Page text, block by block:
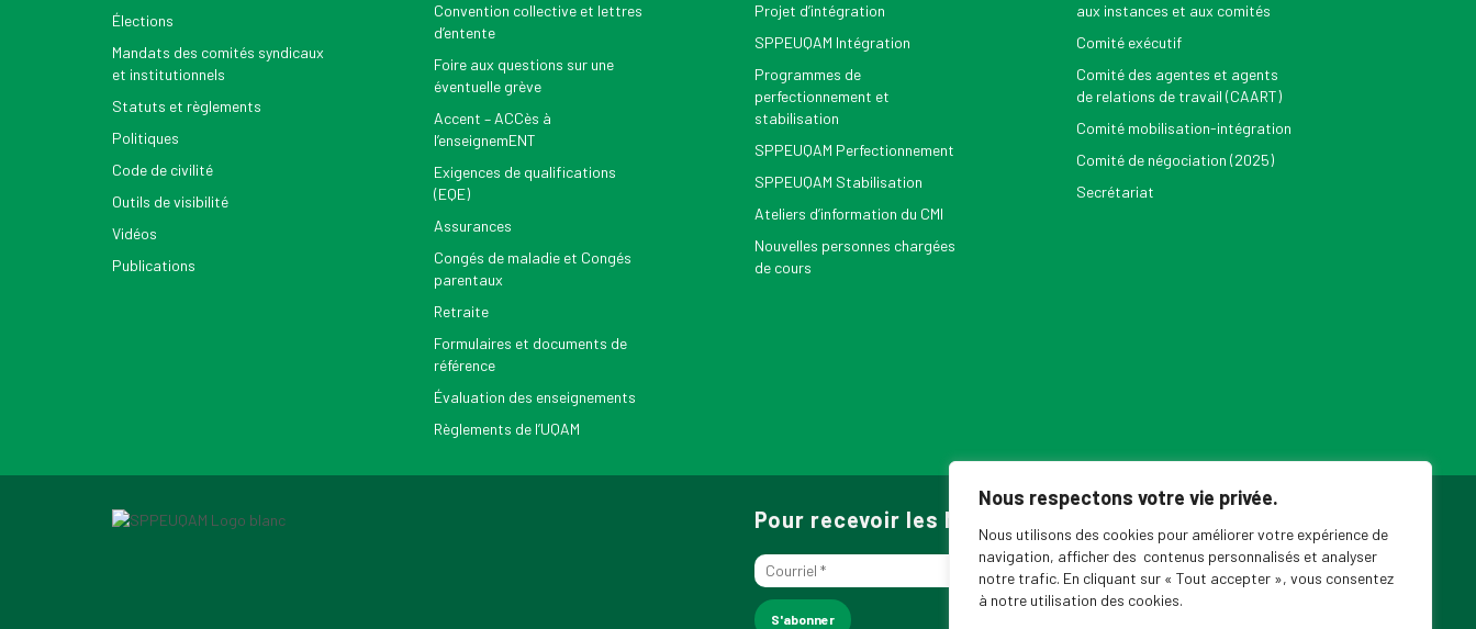
Nous respectons votre vie privée.
Nous utilisons des cookies pour améliorer votre expérience de
navigation, afficher des contenus personnalisés et analyser
notre trafic. En cliquant sur « Tout accepter », vous consentez
à notre utilisation des cookies.
Élections
Mandats des comités syndicaux
et institutionnels
Statuts et règlements
Politiques
Code de civilité
Outils de visibilité
Vidéos
Publications
Convention collective et lettres
d’entente
Foire aux questions sur une
éventuelle grève
Accent – ACCès à
l’enseignemENT
Exigences de qualifications
(EQE)
Assurances
Congés de maladie et Congés
parentaux
Retraite
Formulaires et documents de
référence
Évaluation des enseignements
Règlements de l’UQAM
Projet d’intégration
SPPEUQAM Intégration
Programmes de
perfectionnement et
stabilisation
SPPEUQAM Perfectionnement
SPPEUQAM Stabilisation
Ateliers d’information du CMI
Nouvelles personnes chargées
de cours
aux instances et aux comités
Comité exécutif
Comité des agentes et agents
de relations de travail (CAART)
Comité mobilisation-intégration
Comité de négociation (2025)
Secrétariat
Pour recevoir les Nouvelles du SPPEUQAM